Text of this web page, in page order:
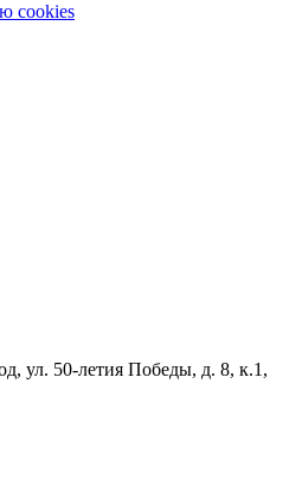
cookies
ул. 50-летия Победы, д. 8, к.1,